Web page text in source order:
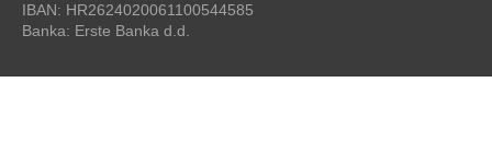
IBAN: HR2624020061100544585
Banka: Erste Banka d.d.